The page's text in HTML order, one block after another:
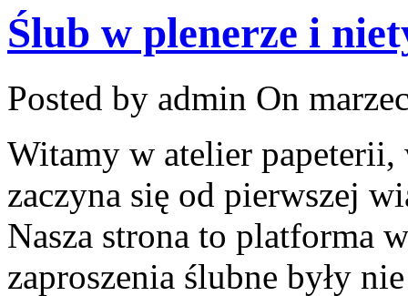
Ślub w plenerze i
Posted by admin On
Witamy w atelier
zaczyna się od pierwszej
Nasza strona to platforma
zaproszenia ślubne były